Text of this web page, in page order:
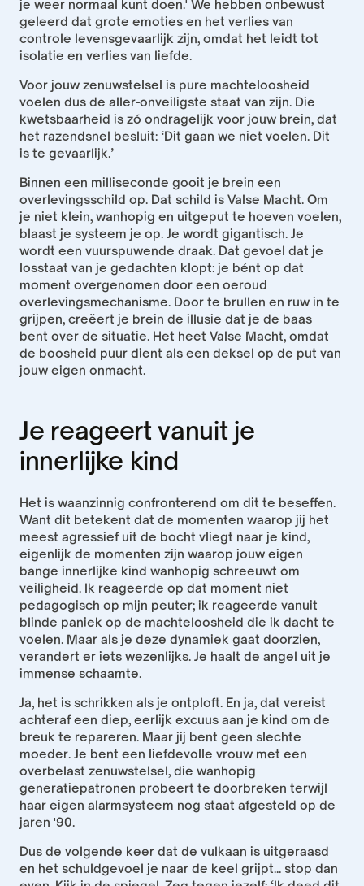
je weer normaal kunt doen.' We hebben onbewust
geleerd dat grote emoties en het verlies van
controle levensgevaarlijk zijn, omdat het leidt tot
isolatie en verlies van liefde.
Voor jouw zenuwstelsel is pure machteloosheid
voelen dus de aller-onveiligste staat van zijn. Die
kwetsbaarheid is zó ondragelijk voor jouw brein, dat
het razendsnel besluit: ‘Dit gaan we niet voelen. Dit
is te gevaarlijk.’
Binnen een milliseconde gooit je brein een
overlevingsschild op. Dat schild is Valse Macht. Om
je niet klein, wanhopig en uitgeput te hoeven voelen,
blaast je systeem je op. Je wordt gigantisch. Je
wordt een vuurspuwende draak. Dat gevoel dat je
losstaat van je gedachten klopt: je bént op dat
moment overgenomen door een oeroud
overlevingsmechanisme. Door te brullen en ruw in te
grijpen, creëert je brein de illusie dat je de baas
bent over de situatie. Het heet Valse Macht, omdat
de boosheid puur dient als een deksel op de put van
jouw eigen onmacht.
Je reageert vanuit je
innerlijke kind
Het is waanzinnig confronterend om dit te beseffen.
Want dit betekent dat de momenten waarop jij het
meest agressief uit de bocht vliegt naar je kind,
eigenlijk de momenten zijn waarop jouw eigen
bange innerlijke kind wanhopig schreeuwt om
veiligheid. Ik reageerde op dat moment niet
pedagogisch op mijn peuter; ik reageerde vanuit
blinde paniek op de machteloosheid die ik dacht te
voelen. Maar als je deze dynamiek gaat doorzien,
verandert er iets wezenlijks. Je haalt de angel uit je
immense schaamte.
Ja, het is schrikken als je ontploft. En ja, dat vereist
achteraf een diep, eerlijk excuus aan je kind om de
breuk te repareren. Maar jij bent geen slechte
moeder. Je bent een liefdevolle vrouw met een
overbelast zenuwstelsel, die wanhopig
generatiepatronen probeert te doorbreken terwijl
haar eigen alarmsysteem nog staat afgesteld op de
jaren '90.
Dus de volgende keer dat de vulkaan is uitgeraasd
en het schuldgevoel je naar de keel grijpt... stop dan